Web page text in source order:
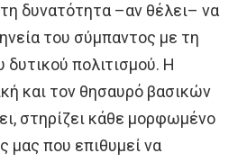
τη δυνατότητα –αν θέλει– να
του σύμπαντος με τη
πολιτισμού. Η
και τον θησαυρό βασικών
στηρίζει κάθε μορφωμένο
μας που επιθυμεί να